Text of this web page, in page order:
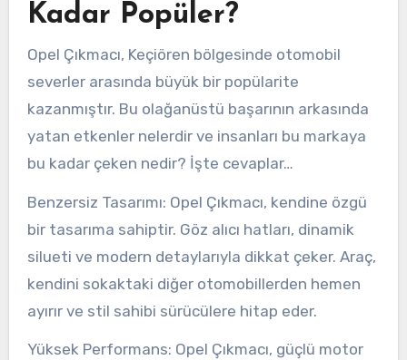
Kadar Popüler?
Opel Çıkmacı, Keçiören bölgesinde otomobil
severler arasında büyük bir popülarite
kazanmıştır. Bu olağanüstü başarının arkasında
yatan etkenler nelerdir ve insanları bu markaya
bu kadar çeken nedir? İşte cevaplar…
Benzersiz Tasarımı: Opel Çıkmacı, kendine özgü
bir tasarıma sahiptir. Göz alıcı hatları, dinamik
silueti ve modern detaylarıyla dikkat çeker. Araç,
kendini sokaktaki diğer otomobillerden hemen
ayırır ve stil sahibi sürücülere hitap eder.
Yüksek Performans: Opel Çıkmacı, güçlü motor